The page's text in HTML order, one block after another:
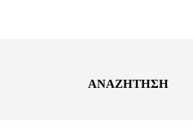
ΑΝΑΖΗΤΗΣΗ